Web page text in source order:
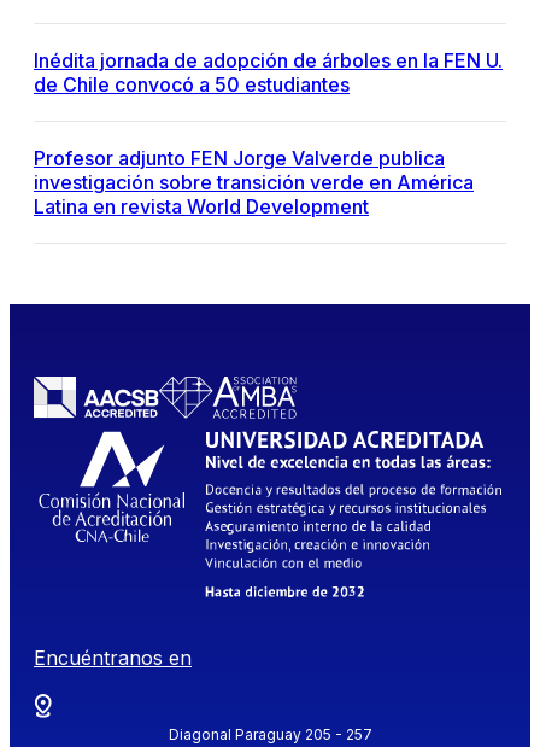
Inédita jornada de adopción de árboles en la FEN U.
de Chile convocó a 50 estudiantes
Profesor adjunto FEN Jorge Valverde publica
investigación sobre transición verde en América
Latina en revista World Development
Encuéntranos en
Diagonal Paraguay 205 - 257